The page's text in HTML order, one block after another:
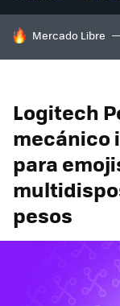
HOY SE HABLA DE
Mercado Libre
Logitech
mecánico
para
pesos